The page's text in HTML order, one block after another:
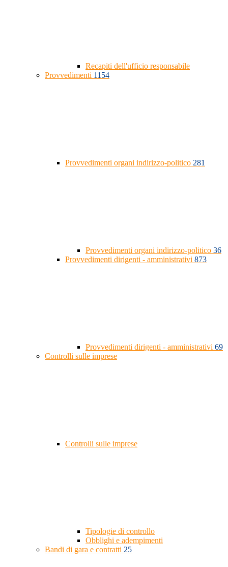
Recapiti dell'ufficio responsabile
Provvedimenti 1154
Provvedimenti organi indirizzo-politico 281
Provvedimenti organi indirizzo-politico 36
Provvedimenti dirigenti - amministrativi 873
Provvedimenti dirigenti - amministrativi 69
Controlli sulle imprese
Controlli sulle imprese
Tipologie di controllo
Obblighi e adempimenti
Bandi di gara e contratti 25